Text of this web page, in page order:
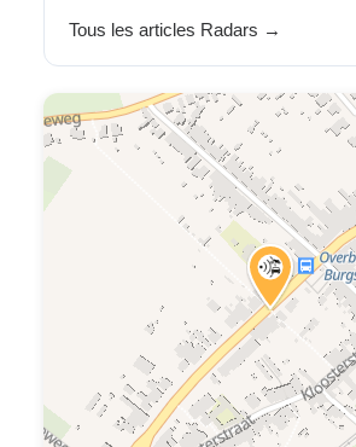
Tous les articles Radars →